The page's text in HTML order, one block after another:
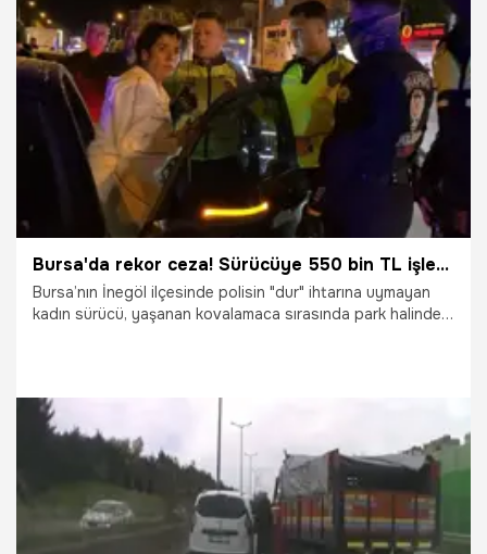
18.05.2026 Samsun
Bursa'da rekor ceza! Sürücüye 550 bin TL işlem uygulandı
Bursa’nın İnegöl ilçesinde polisin "dur" ihtarına uymayan
kadın sürücü, yaşanan kovalamaca sırasında park halindeki